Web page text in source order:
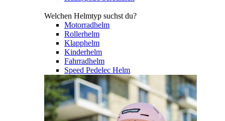
Welchen Helmtyp suchst du?
Motorradhelm
Rollerhelm
Klapphelm
Kinderhelm
Fahrradhelm
Speed Pedelec Helm